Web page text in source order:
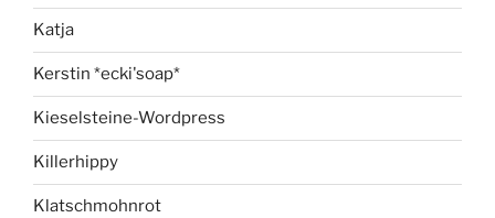
Katja
Kerstin *ecki'soap*
Kieselsteine-Wordpress
Killerhippy
Klatschmohnrot